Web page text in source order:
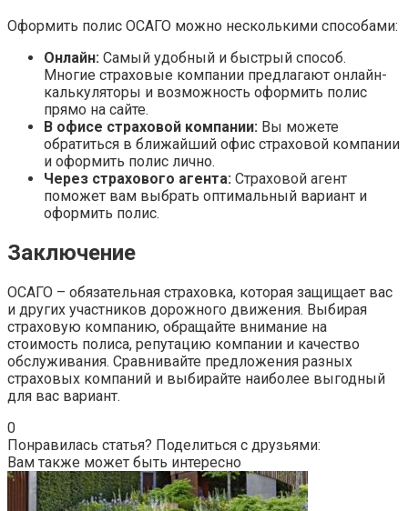
Оформить полис ОСАГО можно несколькими способами:
Онлайн: Самый удобный и быстрый способ.
Многие страховые компании предлагают онлайн-
калькуляторы и возможность оформить полис
прямо на сайте.
В офисе страховой компании: Вы можете
обратиться в ближайший офис страховой компании
и оформить полис лично.
Через страхового агента: Страховой агент
поможет вам выбрать оптимальный вариант и
оформить полис.
Заключение
ОСАГО – обязательная страховка, которая защищает вас
и других участников дорожного движения. Выбирая
страховую компанию, обращайте внимание на
стоимость полиса, репутацию компании и качество
обслуживания. Сравнивайте предложения разных
страховых компаний и выбирайте наиболее выгодный
для вас вариант.
0
Понравилась статья? Поделиться с друзьями:
Вам также может быть интересно